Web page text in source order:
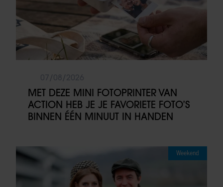
MET DEZE MINI FOTOPRINTER VAN
ACTION HEB JE JE FAVORIETE FOTO’S
BINNEN ÉÉN MINUUT IN HANDEN
Weekend